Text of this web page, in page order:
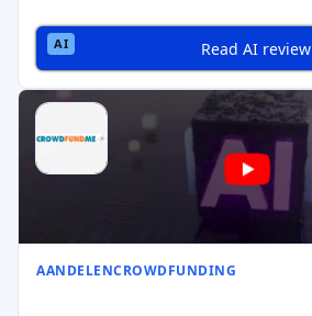
Read AI review
AANDELENCROWDFUNDING